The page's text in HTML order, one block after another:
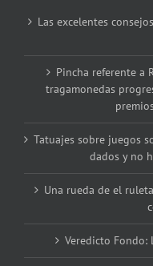
Las excelentes
Pincha referente a
tragamonedas
Tatuajes sobre juegos
dados y no
Una rueda de el
Veredicto Fondo: